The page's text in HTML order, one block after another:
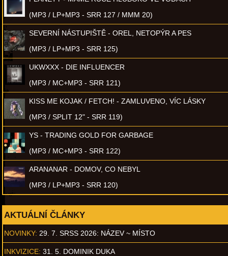
(MP3 / LP+MP3 - SRR 127 / MMM 20)
SEVERNÍ NÁSTUPIŠTĚ - OREL, NETOPÝR A PES
(MP3 / LP+MP3 - SRR 125)
UKWXXX - DIE INFLUENCER
(MP3 / MC+MP3 - SRR 121)
KISS ME KOJAK / FETCH! - ZAMLUVENO, VÍC LÁSKY
(MP3 / SPLIT 12" - SRR 119)
YS - TRADING GOLD FOR GARBAGE
(MP3 / MC+MP3 - SRR 122)
ARANANAR - DOMOV, CO NEBYL
(MP3 / LP+MP3 - SRR 120)
AKTUÁLNÍ ČLÁNKY
NOVINKY: 29. 7. SRSS 2026: NÁZEV ~ MÍSTO
INKVIZICE: 31. 5. DOMINIK DUKA